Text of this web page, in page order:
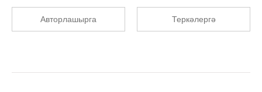
Авторлашырга Теркәлергә